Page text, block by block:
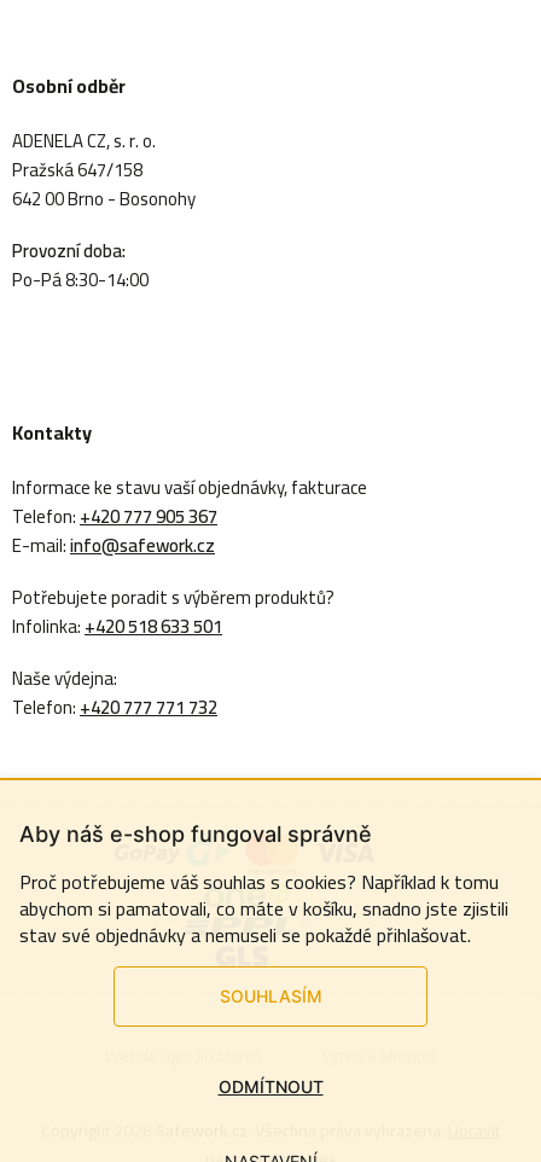
Aby náš e-shop fungoval správně
Proč potřebujeme váš souhlas s cookies? Například k tomu
abychom si pamatovali, co máte v košíku, snadno jste zjistili
stav své objednávky a nemuseli se pokaždé přihlašovat.
SOUHLASÍM
ODMÍTNOUT
Osobní odběr
ADENELA CZ, s. r. o.
Pražská 647/158
642 00 Brno - Bosonohy
Provozní doba:
Po-Pá 8:30-14:00
Kontakty
Informace ke stavu vaší objednávky, fakturace
Telefon:+420 777 905 367
E-mail:info@safework.cz
Potřebujete poradit s výběrem produktů?
Infolinka:+420 518 633 501
Naše výdejna:
Telefon:+420 777 771 732